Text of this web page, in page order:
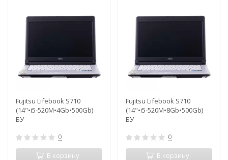
Fujitsu Lifebook S710
(14"•i5-520M•4Gb•500Gb)
БУ
0
В корзину
Fujitsu Lifebook S710
(14"•i5-520M•8Gb•500Gb)
БУ
0
В корзину